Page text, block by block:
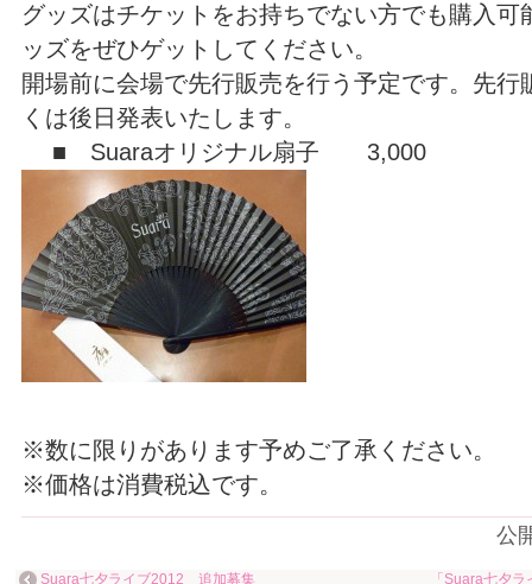
グッズはチケットをお持ちでない方でも購入可
ッズをぜひゲットしてください。
開場前に会場で先行販売を行う予定です。先行
くは後日発表いたします。
■ Suaraオリジナル扇子 3,000
※数に限りがあります予めご了承ください。
※価格は消費税込です。
公
Suara七夕ライブ2012 追加募集 「Suara七夕